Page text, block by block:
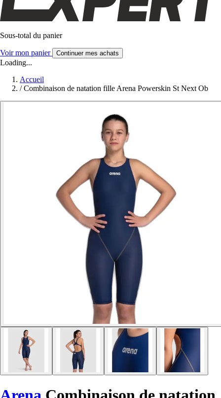
Sous-total du panier
Voir mon panier Continuer mes achats
Loading...
Accueil
/ Combinaison de natation fille Arena Powerskin St Next Ob